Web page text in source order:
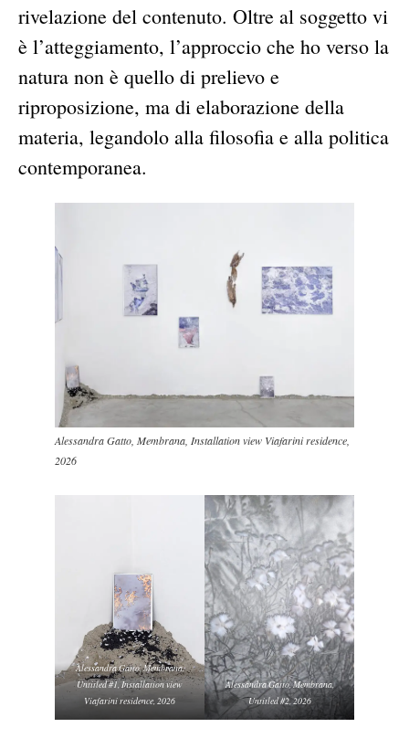
rivelazione del contenuto. Oltre al soggetto vi
è l’atteggiamento, l’approccio che ho verso la
natura non è quello di prelievo e
riproposizione, ma di elaborazione della
materia, legandolo alla filosofia e alla politica
contemporanea.
Alessandra Gatto, Membrana, Installation view Viafarini residence,
2026
Alessandra Gatto, Membrana,
Untitled #1, Installation view
Viafarini residence, 2026
Alessandra Gatto, Membrana,
Untitled #2, 2026